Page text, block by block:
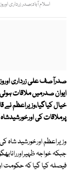
اسلام آباد:صدر زرداری
صدرآصف علی زرداری
ایوان صدرمیں ملاقات
خیال کیاگیا،وزیراعظم
پرملاقات کی
وزیراعظم اورخورشید شاہ
جبکہ خواجہ